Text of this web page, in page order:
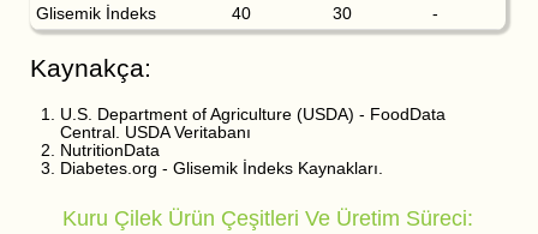
Glisemik İndeks
40 30 -
Kaynakça:
U.S. Department of Agriculture (USDA) - FoodData
Central. USDA Veritabanı
NutritionData
Diabetes.org - Glisemik İndeks Kaynakları.
Kuru Çilek Ürün Çeşitleri Ve Üretim Süreci: